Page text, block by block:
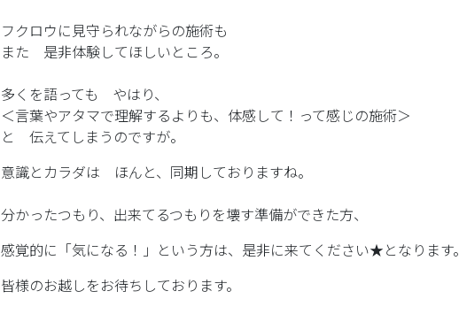
フクロウに見守られながらの施術も
また 是非体験してほしいところ。
多くを語っても やはり、
＜言葉やアタマで理解するよりも、体感して！って感じの施術＞
と 伝えてしまうのですが。
意識とカラダは ほんと、同期しておりますね。
分かったつもり、出来てるつもりを壊す準備ができた方、
感覚的に「気になる！」という方は、是非に来てください★となります。
皆様のお越しをお待ちしております。